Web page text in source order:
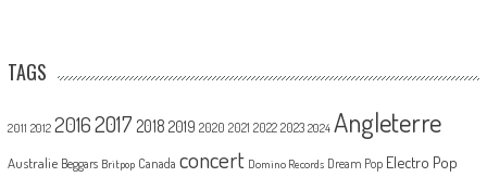
TAGS
2011 2012 20162017 2018 2019 2020 2021 2022 2023 2024 Angleterre
Australie Beggars Britpop Canada concert Domino Records Dream Pop Electro Pop